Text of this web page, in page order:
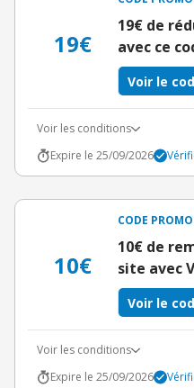
19€
19€ de
avec ce
Voir le
Voir les conditions
Expire le 25/09/2026
10€
CODE PROMO
10€ de
site avec
Voir le
Voir les conditions
Expire le 25/09/2026